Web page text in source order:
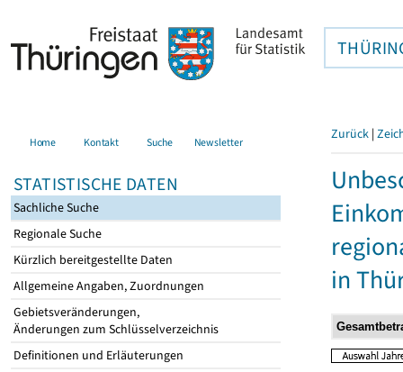
Home Kontakt Suche Newsletter
STATISTISCHE DATEN
Sachliche Suche
Regionale Suche
Kürzlich bereitgestellte Daten
Allgemeine Angaben, Zuordnungen
Gebietsveränderungen,
Änderungen zum Schlüsselverzeichnis
Definitionen und Erläuterungen
Zurück |
in